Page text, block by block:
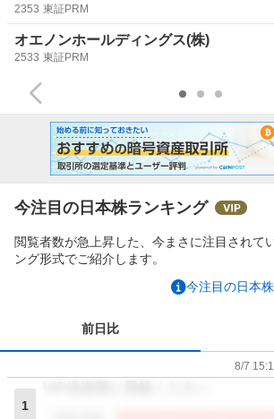
2353 東証PRM
オエノンホールディングス(株)
2533 東証PRM
今注目の日本株ランキング
閲覧者数が急上昇した、今まさに注目されて
ング形式でご紹介します。
今注目の日本
前日比
8/7
1